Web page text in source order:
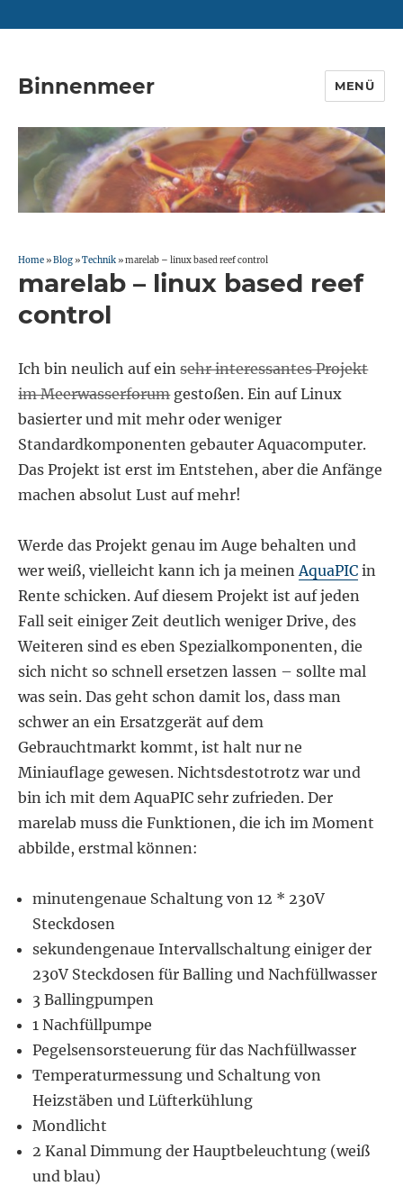
Binnenmeer MENÜ
Home »Blog »Technik »marelab – linux based reef control
marelab – linux based reef
control
Ich bin neulich auf einsehr interessantes Projekt
im Meerwasserforumgestoßen. Ein auf Linux
basierter und mit mehr oder weniger
Standardkomponenten gebauter Aquacomputer.
Das Projekt ist erst im Entstehen, aber die Anfänge
machen absolut Lust auf mehr!
Werde das Projekt genau im Auge behalten und
wer weiß, vielleicht kann ich ja meinen AquaPIC in
Rente schicken. Auf diesem Projekt ist auf jeden
Fall seit einiger Zeit deutlich weniger Drive, des
Weiteren sind es eben Spezialkomponenten, die
sich nicht so schnell ersetzen lassen – sollte mal
was sein. Das geht schon damit los, dass man
schwer an ein Ersatzgerät auf dem
Gebrauchtmarkt kommt, ist halt nur ne
Miniauflage gewesen. Nichtsdestotrotz war und
bin ich mit dem AquaPIC sehr zufrieden. Der
marelab muss die Funktionen, die ich im Moment
abbilde, erstmal können:
minutengenaue Schaltung von 12 * 230V
Steckdosen
sekundengenaue Intervallschaltung einiger der
230V Steckdosen für Balling und Nachfüllwasser
3 Ballingpumpen
1 Nachfüllpumpe
Pegelsensorsteuerung für das Nachfüllwasser
Temperaturmessung und Schaltung von
Heizstäben und Lüfterkühlung
Mondlicht
2 Kanal Dimmung der Hauptbeleuchtung (weiß
und blau)